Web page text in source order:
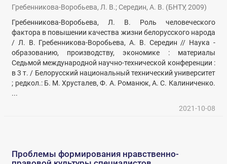
Гребенникова-Воробьева, Л. В.; Середин, А. В. (БНТУ,2009)
Гребенникова-Воробьева, Л. В. Роль человеческого
фактора в повышении качества жизни белорусского народа
/ Л. В. Гребенникова-Воробьева, А. В. Середин // Наука -
образованию, производству, экономике : материалы
Седьмой международной научно-технической конференции :
в 3 т. / Белорусский национальный технический университет
; редкол.: Б. М. Хрусталев, Ф. А. Романюк, А. С. Калиниченко.
...
2021-10-08
Проблемы формирования нравственно-